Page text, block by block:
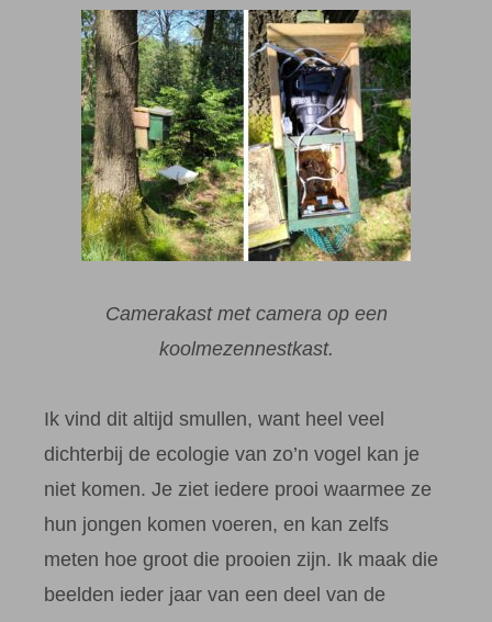
Camerakast met camera op een
koolmezennestkast.
Ik vind dit altijd smullen, want heel veel
dichterbij de ecologie van zo’n vogel kan je
niet komen. Je ziet iedere prooi waarmee ze
hun jongen komen voeren, en kan zelfs
meten hoe groot die prooien zijn. Ik maak die
beelden ieder jaar van een deel van de